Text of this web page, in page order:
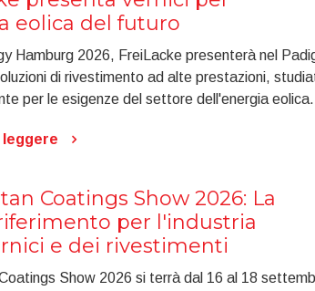
eolica del futuro
Hamburg 2026, FreiLacke presenterà nel
di rivestimento ad alte prestazioni,
per le esigenze del settore dell'energia eolica.
leggere
Coatings Show 2026: La
per l'industria
e dei rivestimenti
Show 2026 si terrà dal 16 al 18